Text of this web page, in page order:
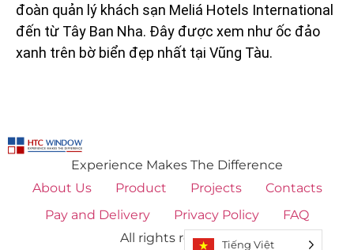
đoàn quản lý khách sạn Meliá Hotels International
đến từ Tây Ban Nha. Đây được xem như ốc đảo
xanh trên bờ biển đẹp nhất tại Vũng Tàu.
Experience Makes The Difference
About Us
Product Projects
Contacts
Pay and Delivery
Privacy Policy
FAQ
All rights reservedTiếng Việt